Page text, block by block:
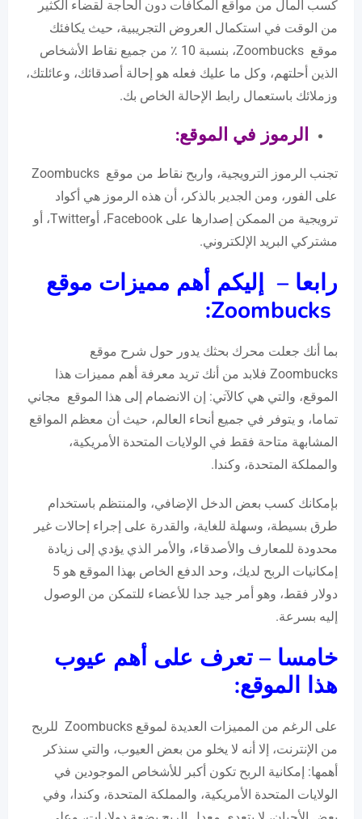
كسب المال من مواقع المكافآت دون الحاجة لقضاء الكثير
من الوقت في استكمال العروض التجريبية، حيث يكافئك
موقع Zoombucks، بنسبة 10 ٪ من جميع نقاط الأشخاص
الذين أحلتهم، وكل ما عليك فعله هو إحالة أصدقائك، وعائلتك،
وزملائك باستعمال رابط الإحالة الخاص بك.
الرموز في الموقع:
تجنب الرموز الترويجية، واربح نقاط من موقع Zoombucks
على الفور، ومن الجدير بالذكر، أن هذه الرموز هي أكواد
ترويجية من الممكن إصدارها على Facebook، أوTwitter، أو
مشتركي البريد الإلكتروني.
رابعا – إليكم أهم مميزات موقع
Zoombucks
:
بما أنك جعلت محرك بحثك يدور حول شرح موقع
Zoombucks فلابد من أنك تريد معرفة أهم مميزات هذا
الموقع، والتي هي كالآتي: إن الانضمام إلى هذا الموقع مجاني
تماما، و يتوفر في جميع أنحاء العالم، حيث أن معظم المواقع
المشابهة متاحة فقط في الولايات المتحدة الأمريكية،
والمملكة المتحدة، وكندا.
بإمكانك كسب بعض الدخل الإضافي، والمنتظم باستخدام
طرق بسيطة، وسهلة للغاية، والقدرة على إجراء إحالات غير
محدودة للمعارف والأصدقاء، والأمر الذي يؤدي إلى زيادة
إمكانيات الربح لديك، وحد الدفع الخاص بهذا الموقع هو 5
دولار فقط، وهو أمر جيد جدا للأعضاء للتمكن من الوصول
إليه بسرعة.
خامسا – تعرف على أهم عيوب
هذا الموقع:
على الرغم من المميزات العديدة لموقع Zoombucks للربح
من الإنترنت، إلا أنه لا يخلو من بعض العيوب، والتي سنذكر
أهمها: إمكانية الربح تكون أكبر للأشخاص الموجودين في
الولايات المتحدة الأمريكية، والمملكة المتحدة، وكندا، وفي